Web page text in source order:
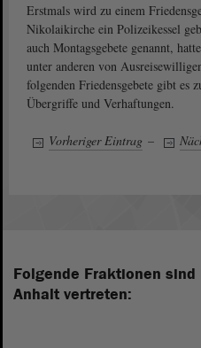
Erstmals wird zu einem
Nikolaikirche ein Polizeikessel
auch Montagsgebete genannt,
unter anderen von
folgenden Friedensgebete gibt es
Übergriffe und Verhaftungen.
Vorheriger Eintrag –
Folgende Fraktionen
Anhalt vertreten: